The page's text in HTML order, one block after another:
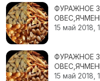
ФУРАЖНОЕ
15 май 2018,
ФУРАЖНОЕ
15 май 2018,